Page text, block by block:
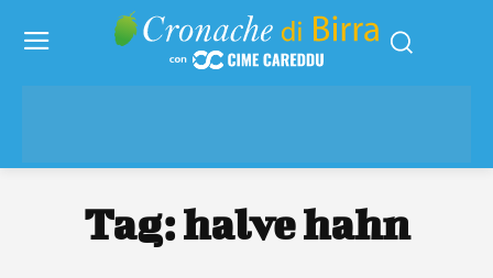
Tag:halve hahn